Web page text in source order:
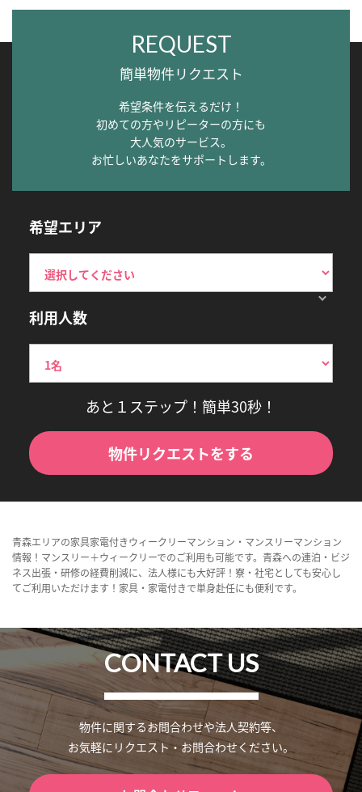
REQUEST
簡単物件リクエスト
希望条件を伝えるだけ！
初めての方やリピーターの方にも
大人気のサービス。
お忙しいあなたをサポートします。
希望エリア
利用人数
あと１ステップ！簡単30秒！
物件リクエストをする
青森エリアの家具家電付きウィークリーマンション・マンスリーマンション
情報！マンスリー＋ウィークリーでのご利用も可能です。青森への連泊・ビジ
ネス出張・研修の経費削減に、法人様にも大好評！寮・社宅としても安心し
てご利用いただけます！家具・家電付きで単身赴任にも便利です。
CONTACT US
物件に関するお問合わせや法人契約等、
お気軽にリクエスト・お問合わせください。